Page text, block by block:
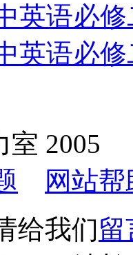
英语必
英语必
力室
网站帮
给我们留